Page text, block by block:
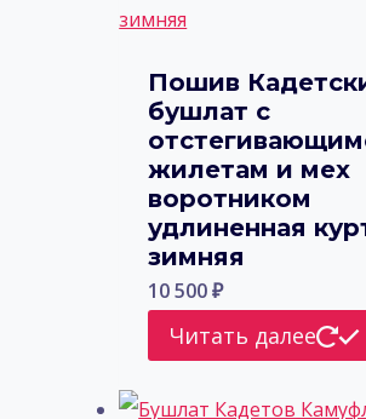
Пошив
бушлат с
жилетам и мех
воротником
удлиненная
зимняя
10 500₽
Читать далее